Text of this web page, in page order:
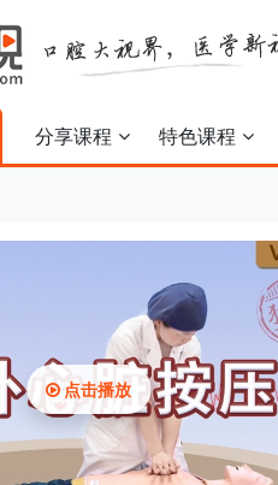
分享课程 特色课程
点击播放